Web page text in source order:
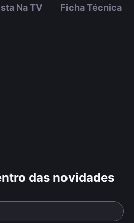
Na TV Ficha Técnica
das novidades